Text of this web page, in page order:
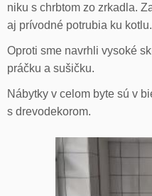
niku s chrbtom zo zrkadla.
aj prívodné potrubia ku kotlu.
Oproti sme navrhli vysoké
práčku a sušičku.
Nábytky v celom byte sú v
s drevodekorom.